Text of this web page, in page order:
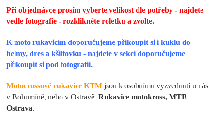
Při objednávce prosím vyberte velikost dle potřeby - najdete
vedle fotografie - rozklikněte roletku a zvolte.
K moto rukavicím doporučujeme přikoupit si i kuklu do
helmy, dres a kšiltovku - najdete v sekci doporučujeme
přikoupit si pod fotografii.
Motocrossové rukavice KTM jsou k osobnímu vyzvednutí u nás
v Bohumíně, nebo v Ostravě.Rukavice motokross, MTB
Ostrava.